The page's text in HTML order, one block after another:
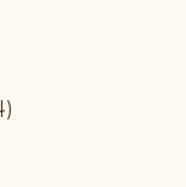
)